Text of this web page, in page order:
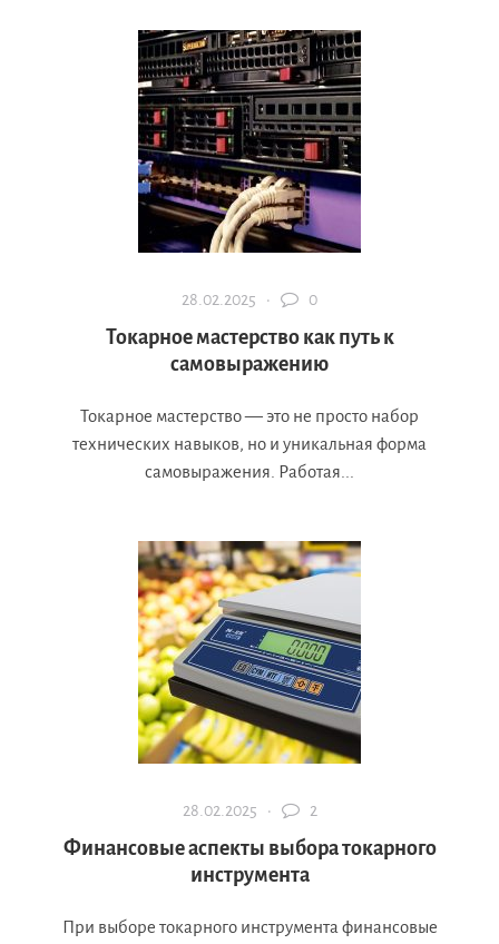
28.02.2025 · 0
Токарное мастерство как путь к
самовыражению
Токарное мастерство — это не просто набор
технических навыков, но и уникальная форма
самовыражения. Работая...
28.02.2025 · 2
Финансовые аспекты выбора токарного
инструмента
При выборе токарного инструмента финансовые